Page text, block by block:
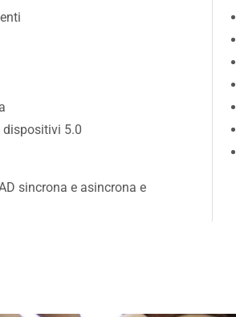
dispositivi 5.0
sincrona e asincrona e